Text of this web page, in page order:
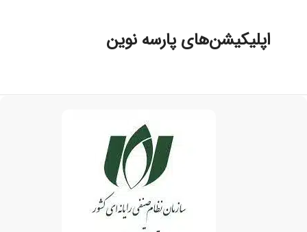
اپلیکیشن‌های پارسه نوین